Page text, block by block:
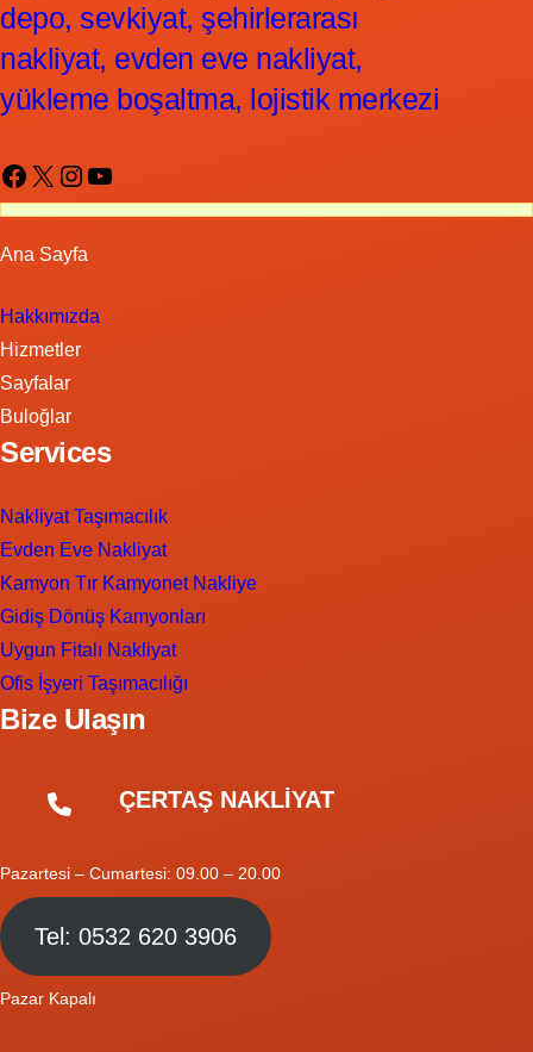
depo, sevkiyat, şehirlerarası
nakliyat, evden eve nakliyat,
yükleme boşaltma, lojistik merkezi
Facebook X Instagram YouTube
Ana Sayfa
Hakkımızda
Hizmetler
Sayfalar
Buloğlar
Services
Nakliyat Taşımacılık
Evden Eve Nakliyat
Kamyon Tır Kamyonet Nakliye
Gidiş Dönüş Kamyonları
Uygun Fitalı Nakliyat
Ofis İşyeri Taşımacılığı
Bize Ulaşın
ÇERTAŞ NAKLİYAT
Pazartesi – Cumartesi: 09.00 – 20.00
Tel: 0532 620 3906
Pazar Kapalı